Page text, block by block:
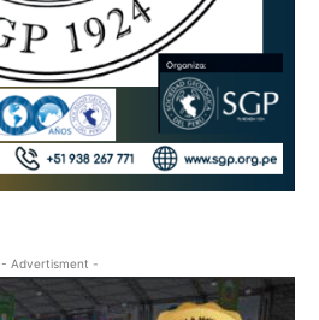
- Advertisment -